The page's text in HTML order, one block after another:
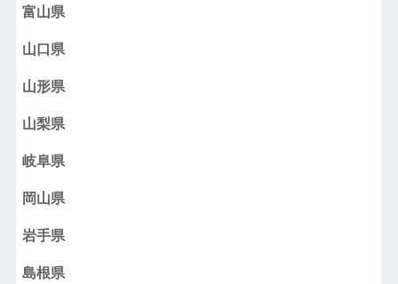
富山県
山口県
山形県
山梨県
岐阜県
岡山県
岩手県
島根県